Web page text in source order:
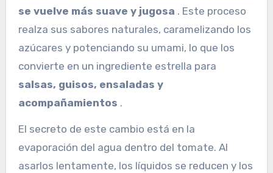
se vuelve más suave y jugosa . Este proceso
realza sus sabores naturales, caramelizando los
azúcares y potenciando su umami, lo que los
convierte en un ingrediente estrella para
salsas, guisos, ensaladas y
acompañamientos .
El secreto de este cambio está en la
evaporación del agua dentro del tomate. Al
asarlos lentamente, los líquidos se reducen y los